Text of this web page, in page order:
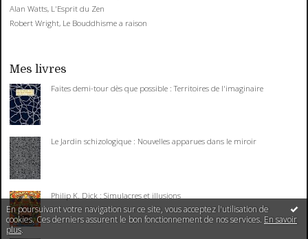
En poursuivant votre navigation sur ce site, vous acceptez l'utilisation de
cookies. Ces derniers assurent le bon fonctionnement de nos services. En savoir
plus.
Alan Watts, L'Esprit du Zen
Robert Wright, Le Bouddhisme a raison
Mes livres
Faites demi-tour dès que possible : Territoires de l'imaginaire
Le Jardin schizologique : Nouvelles apparues dans le miroir
Philip K. Dick : Simulacres et illusions